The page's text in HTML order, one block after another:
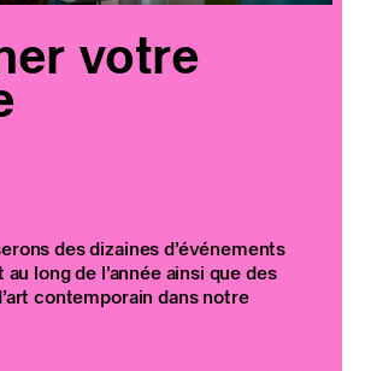
votre
des dizaines d’événements
long de l’année ainsi que des
contemporain dans notre